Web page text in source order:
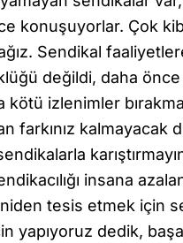
konuşuyorlar. Çok
Sendikal
değildi, daha
kötü izlenimler
farkınız
insana
tesis etmek için
yapıyoruz dedik,